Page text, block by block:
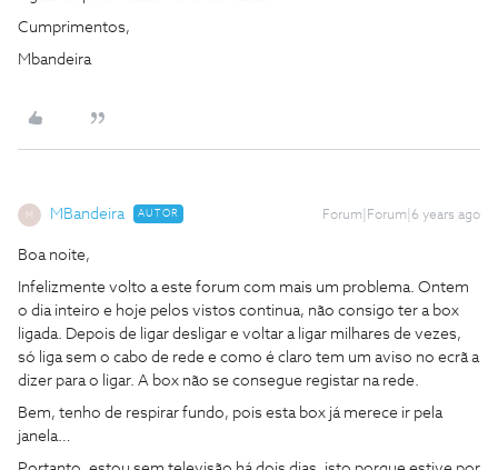
Cumprimentos,
Mbandeira
M MBandeira AUTOR Forum|Forum|6 years ago
Boa noite,
Infelizmente volto a este forum com mais um problema. Ontem
o dia inteiro e hoje pelos vistos continua, não consigo ter a box
ligada. Depois de ligar desligar e voltar a ligar milhares de vezes,
só liga sem o cabo de rede e como é claro tem um aviso no ecrã a
dizer para o ligar. A box não se consegue registar na rede.
Bem, tenho de respirar fundo, pois esta box já merece ir pela
janela…